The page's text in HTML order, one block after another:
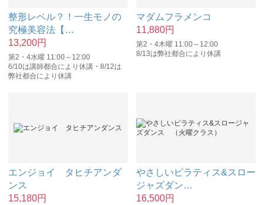
整形レベル？！一生モノの
究極美容法【 …
13,200円
第2・4水曜 11:00～12:00
6/10は講師都合により休講・8/12は
弊社都合により休講
マダムフラメンコ
11,880円
第2・4木曜 11:00～12:00
8/13は弊社都合により休講
エンジョイ タヒチアンダ
ンス
15,180円
やさしいピラティス&スロー
ジャズダン…
16,500円